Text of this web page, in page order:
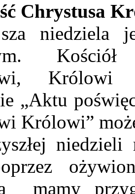
Chrystusa
niedziela
Królowi
„Aktu
Królowi”
niedzieli
mamy